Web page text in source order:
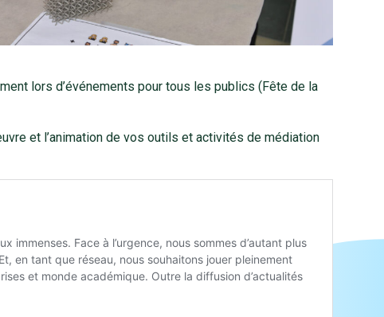
lors d’événements pour tous les publics (Fête de la
et l’animation de vos outils et activités de médiation